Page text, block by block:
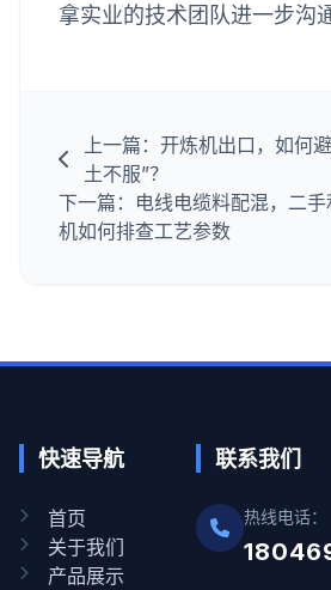
拿实业的技术团队进一步沟通
上一篇：开炼机出口，如何
土不服”？
下一篇：电线电缆料配混，二
机如何排查工艺参数
快速导航
首页
关于我们
产品展示
联系我们
热线电话：